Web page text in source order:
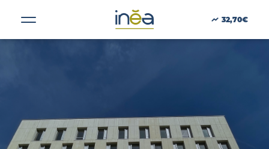
32,70€
INVESTISSEURS
Date d'aquisition :2024